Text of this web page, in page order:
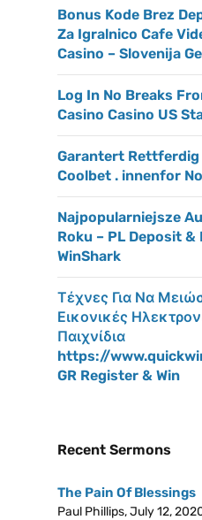
Bonus Kode Brez
Za Igralnico Cafe
Casino – Slovenija
Log In No Breaks
Casino Casino US
Garantert Rettferdig
Coolbet . innenfor
Najpopularniejsze
Roku – PL Deposit &
WinShark
Τέχνες Για Να
Εικονικές
Παιχνίδια
https://
GR Register & Win
Recent Sermons
The Pain Of Blessings
Paul Phillips,July 12,